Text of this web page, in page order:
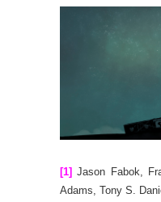
[1]Jason Fabok,
Adams, Tony S.